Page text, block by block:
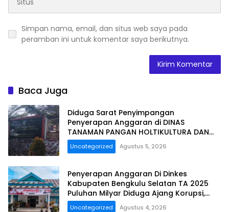
Simpan nama, email, dan situs web saya pada
peramban ini untuk komentar saya berikutnya.
Baca Juga
Diduga Sarat Penyimpangan
Penyerapan Anggaran di DINAS
TANAMAN PANGAN HOLTIKULTURA DAN
PERKEBUNAN PROVINSI BENGKULU Tahun
Anggaran 2025 Resmi Dilaporkan
Uncategorized Agustus 5, 2026
Penyerapan Anggaran Di Dinkes
Kabupaten Bengkulu Selatan TA 2025
Puluhan Milyar Diduga Ajang Korupsi,
Dan Segera Dilaporkan.
Uncategorized Agustus 4, 2026